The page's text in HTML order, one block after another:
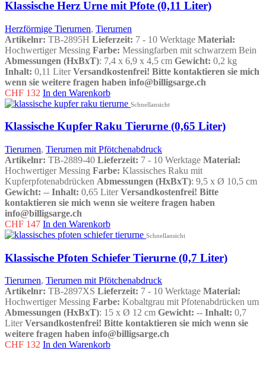
Klassische Herz Urne mit Pfote (0,11 Liter)
Herzförmige Tierurnen, Tierurnen
Artikelnr: TB-2895H Lieferzeit: 7 - 10 Werktage Material:
Hochwertiger Messing Farbe: Messingfarben mit schwarzem Bein
Abmessungen (HxBxT): 7,4 x 6,9 x 4,5 cm Gewicht: 0,2 kg
Inhalt: 0,11 LiterVersandkostenfrei! Bitte kontaktieren sie mich
wenn sie weitere fragen haben info@billigsarge.ch
CHF 132 In den Warenkorb
Schnellansicht
Klassische Kupfer Raku Tierurne (0,65 Liter)
Tierurnen, Tierurnen mit Pfötchenabdruck
Artikelnr: TB-2889-40 Lieferzeit: 7 - 10 Werktage Material:
Hochwertiger Messing Farbe: Klassisches Raku mit
Kupferpfotenabdrücken Abmessungen (HxBxT): 9,5 x Ø 10,5 cm
Gewicht: -- Inhalt: 0,65 LiterVersandkostenfrei! Bitte
kontaktieren sie mich wenn sie weitere fragen haben
info@billigsarge.ch
CHF 147 In den Warenkorb
Schnellansicht
Klassische Pfoten Schiefer Tierurne (0,7 Liter)
Tierurnen, Tierurnen mit Pfötchenabdruck
Artikelnr: TB-2897XS Lieferzeit: 7 - 10 Werktage Material:
Hochwertiger Messing Farbe: Kobaltgrau mit Pfotenabdrücken um
Abmessungen (HxBxT): 15 x Ø 12 cm Gewicht: -- Inhalt: 0,7
LiterVersandkostenfrei! Bitte kontaktieren sie mich wenn sie
weitere fragen haben info@billigsarge.ch
CHF 132 In den Warenkorb